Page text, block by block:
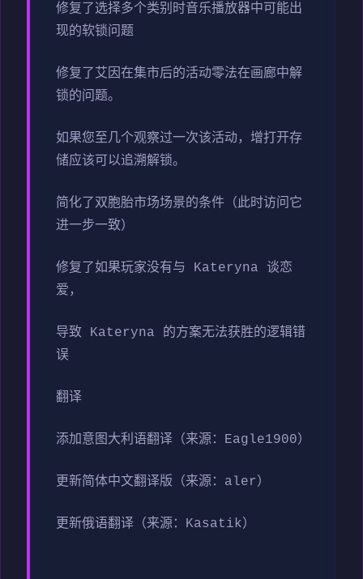
修复了选择多个类别时音乐播放器中可能出
现的软锁问题
修复了艾因在集市后的活动零法在画廊中解
锁的问题。
如果您至几个观察过一次该活动，增打开存
储应该可以追溯解锁。
简化了双胞胎市场场景的条件（此时访问它
进一步一致）
修复了如果玩家没有与 Kateryna 谈恋
爱，
导致 Kateryna 的方案无法获胜的逻辑错
误
翻译
添加意图大利语翻译（来源：Eagle1900）
更新简体中文翻译版（来源：aler）
更新俄语翻译（来源：Kasatik）